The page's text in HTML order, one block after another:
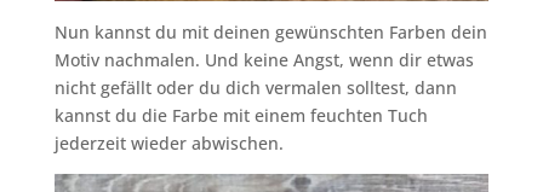
Nun kannst du mit deinen gewünschten Farben dein
Motiv nachmalen. Und keine Angst, wenn dir etwas
nicht gefällt oder du dich vermalen solltest, dann
kannst du die Farbe mit einem feuchten Tuch
jederzeit wieder abwischen.